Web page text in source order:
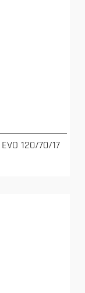
120/70/17